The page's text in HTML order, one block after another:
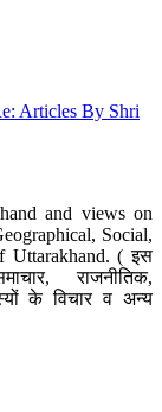
Articles By Shri
and views on
Social,
Uttarakhand. ( इस
राजनीतिक,
के विचार व अन्य